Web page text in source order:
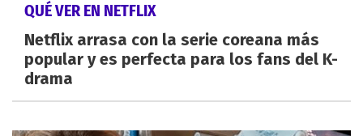
QUÉ VER EN NETFLIX
Netflix arrasa con la serie coreana más
popular y es perfecta para los fans del K-
drama